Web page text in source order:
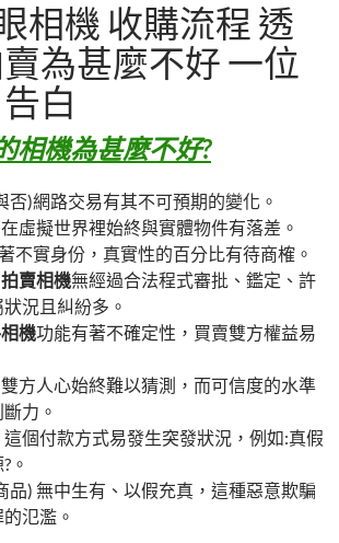
相機 收購流程 透
為甚麼不好 一位
白
相機為甚麼不好?
否)網路交易有其不可預期的變化。
虛擬世界裡始終與實體物件有落差。
不實身份，真實性的百分比有待商榷。
拍賣相機無經過合法程式審批、鑑定、許
況且糾紛多。
機功能有著不確定性，買賣雙方權益易
方人心始終難以猜測，而可信度的水準
力。
個付款方式易發生突發狀況，例如:真假
。
品) 無中生有、以假充真，這種惡意欺騙
氾濫。